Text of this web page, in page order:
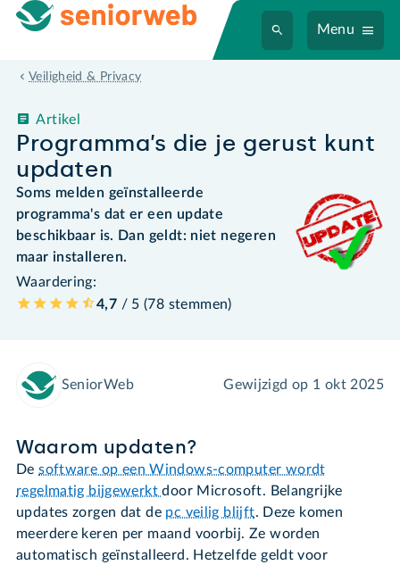
Menu
Veiligheid & Privacy
Programma’s die je gerust kunt
updaten
Artikel
Soms melden geïnstalleerde
programma's dat er een update
beschikbaar is. Dan geldt: niet negeren
maar installeren.
Waardering:
4,7 / 5 (78 stemmen)
SeniorWeb Gewijzigd op 1 okt 2025
Waarom updaten?
Desoftware op een Windows-computer wordt
regelmatig bijgewerktdoor Microsoft. Belangrijke
updates zorgen dat de pc veilig blijft. Deze komen
meerdere keren per maand voorbij. Ze worden
automatisch geïnstalleerd. Hetzelfde geldt voor